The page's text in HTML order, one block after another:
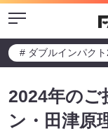
Menu
# ダブルインパク
2024年のご
ン・田津原